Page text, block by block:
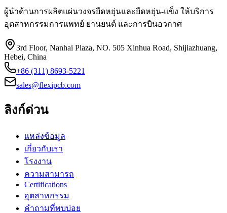
ผู้นำด้านการผลิตแผ่นวงจรยืดหยุ่นและยืดหยุ่น-แข็ง ให้บริการ
อุตสาหกรรมการแพทย์ ยานยนต์ และการบินอวกาศ
3rd Floor, Nanhai Plaza, NO. 505 Xinhua Road, Shijiazhuang,
Hebei, China
+86 (311) 8693-5221
sales@flexipcb.com
ลิงก์ด่วน
แหล่งข้อมูล
เกี่ยวกับเรา
โรงงาน
ความสามารถ
Certifications
อุตสาหกรรม
คำถามที่พบบ่อย